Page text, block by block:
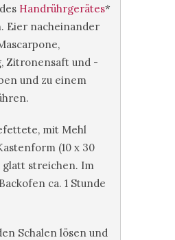
Handrührgerätes*
Eier nacheinander
Zitronensaft und -
und zu einem
mit Mehl
(10 x 30
glatt streichen. Im
ca. 1 Stunde
Schalen lösen und